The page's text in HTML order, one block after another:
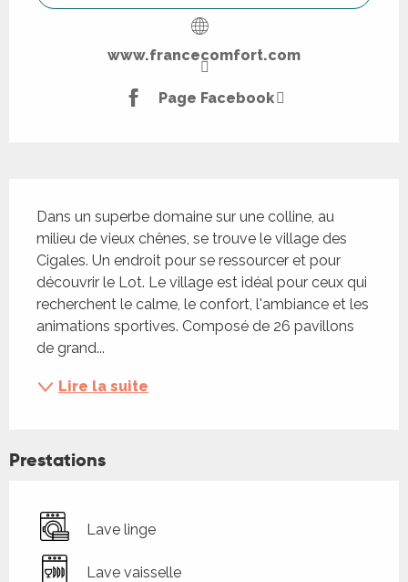
www.francecomfort.com
Page Facebook
Dans un superbe domaine sur une colline, au
milieu de vieux chênes, se trouve le village des
Cigales. Un endroit pour se ressourcer et pour
découvrir le Lot. Le village est idéal pour ceux qui
recherchent le calme, le confort, l'ambiance et les
animations sportives. Composé de 26 pavillons
de grand...
Lire la suite
Prestations
Lave linge
Lave vaisselle